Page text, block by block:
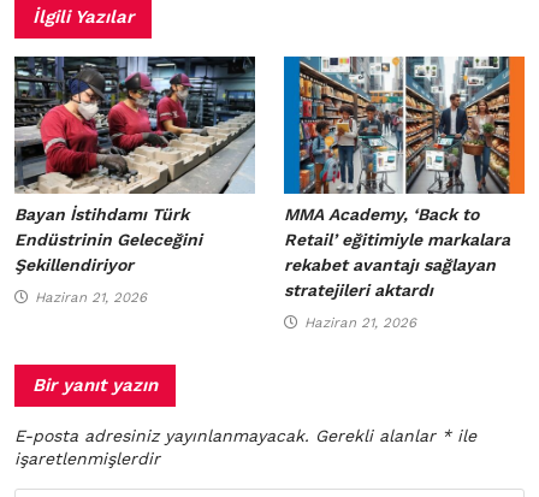
İlgili Yazılar
Bayan İstihdamı Türk
Endüstrinin Geleceğini
Şekillendiriyor
Haziran 21, 2026
MMA Academy, ‘Back to
Retail’ eğitimiyle markalara
rekabet avantajı sağlayan
stratejileri aktardı
Haziran 21, 2026
Bir yanıt yazın
E-posta adresiniz yayınlanmayacak. Gerekli alanlar *ile
işaretlenmişlerdir